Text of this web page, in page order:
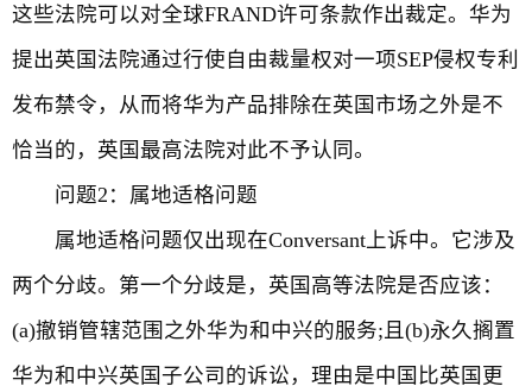
这些法院可以对全球FRAND许可条款作出裁定。华为
提出英国法院通过行使自由裁量权对一项SEP侵权专利
发布禁令，从而将华为产品排除在英国市场之外是不
恰当的，英国最高法院对此不予认同。
问题2：属地适格问题
属地适格问题仅出现在Conversant上诉中。它涉及
两个分歧。第一个分歧是，英国高等法院是否应该：
(a)撤销管辖范围之外华为和中兴的服务;且(b)永久搁置
华为和中兴英国子公司的诉讼，理由是中国比英国更